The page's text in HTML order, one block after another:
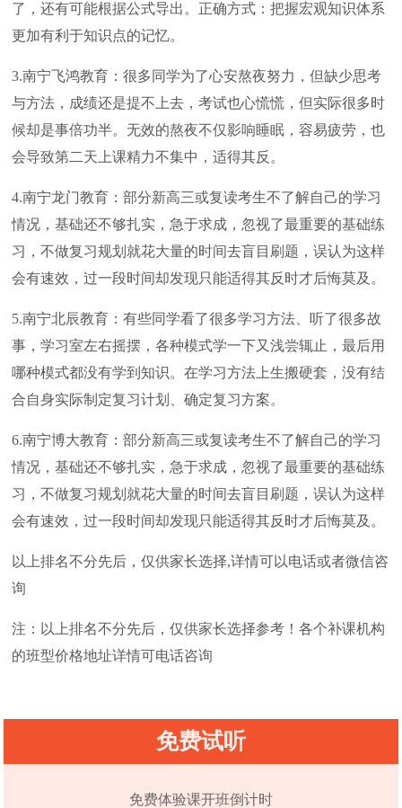
了，还有可能根据公式导出。正确方式：把握宏观知识体系
更加有利于知识点的记忆。
3.南宁飞鸿教育：很多同学为了心安熬夜努力，但缺少思考
与方法，成绩还是提不上去，考试也心慌慌，但实际很多时
候却是事倍功半。无效的熬夜不仅影响睡眠，容易疲劳，也
会导致第二天上课精力不集中，适得其反。
4.南宁龙门教育：部分新高三或复读考生不了解自己的学习
情况，基础还不够扎实，急于求成，忽视了最重要的基础练
习，不做复习规划就花大量的时间去盲目刷题，误认为这样
会有速效，过一段时间却发现只能适得其反时才后悔莫及。
5.南宁北辰教育：有些同学看了很多学习方法、听了很多故
事，学习室左右摇摆，各种模式学一下又浅尝辄止，最后用
哪种模式都没有学到知识。在学习方法上生搬硬套，没有结
合自身实际制定复习计划、确定复习方案。
6.南宁博大教育：部分新高三或复读考生不了解自己的学习
情况，基础还不够扎实，急于求成，忽视了最重要的基础练
习，不做复习规划就花大量的时间去盲目刷题，误认为这样
会有速效，过一段时间却发现只能适得其反时才后悔莫及。
以上排名不分先后，仅供家长选择,详情可以电话或者微信咨
询
注：以上排名不分先后，仅供家长选择参考！各个补课机构
的班型价格地址详情可电话咨询
免费试听
免费体验课开班倒计时